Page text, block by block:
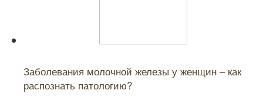
Заболевания молочной железы у женщин – как
распознать патологию?